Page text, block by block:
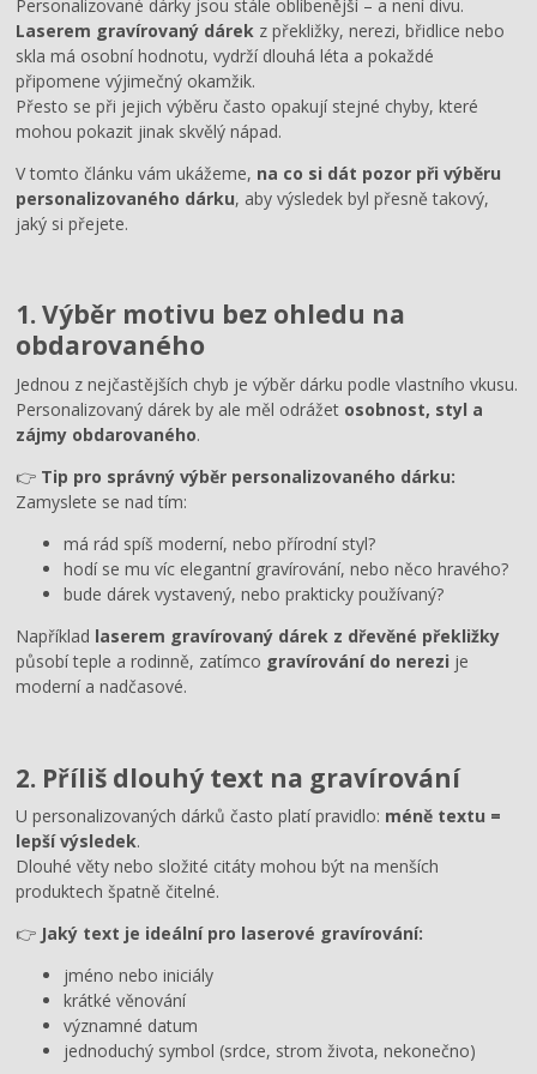
Personalizované dárky jsou stále oblíbenější – a není divu.
Laserem gravírovaný dárek z překližky, nerezi, břidlice nebo
skla má osobní hodnotu, vydrží dlouhá léta a pokaždé
připomene výjimečný okamžik.
Přesto se při jejich výběru často opakují stejné chyby, které
mohou pokazit jinak skvělý nápad.
V tomto článku vám ukážeme, na co si dát pozor při výběru
personalizovaného dárku, aby výsledek byl přesně takový,
jaký si přejete.
1. Výběr motivu bez ohledu na
obdarovaného
Jednou z nejčastějších chyb je výběr dárku podle vlastního vkusu.
Personalizovaný dárek by ale měl odrážet osobnost, styl a
zájmy obdarovaného.
👉 Tip pro správný výběr personalizovaného dárku:
Zamyslete se nad tím:
má rád spíš moderní, nebo přírodní styl?
hodí se mu víc elegantní gravírování, nebo něco hravého?
bude dárek vystavený, nebo prakticky používaný?
Například laserem gravírovaný dárek z dřevěné překližky
působí teple a rodinně, zatímco gravírování do nerezi je
moderní a nadčasové.
2. Příliš dlouhý text na gravírování
U personalizovaných dárků často platí pravidlo: méně textu =
lepší výsledek.
Dlouhé věty nebo složité citáty mohou být na menších
produktech špatně čitelné.
👉 Jaký text je ideální pro laserové gravírování:
jméno nebo iniciály
krátké věnování
významné datum
jednoduchý symbol (srdce, strom života, nekonečno)